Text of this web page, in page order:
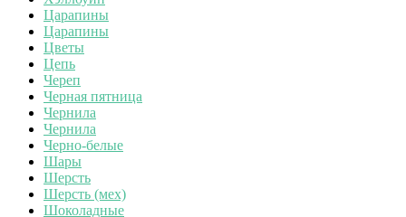
Царапины
Царапины
Цветы
Цепь
Череп
Черная пятница
Чернила
Чернила
Черно-белые
Шары
Шерсть
Шерсть (мех)
Шоколадные